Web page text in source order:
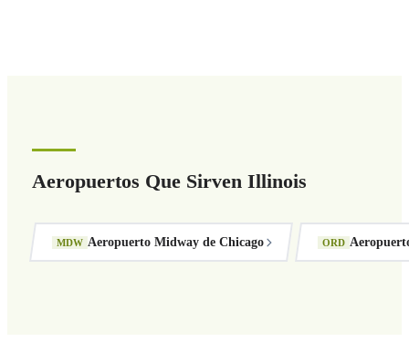
Aeropuertos Que Sirven Illinois
MDW Aeropuerto Midway de Chicago ORD